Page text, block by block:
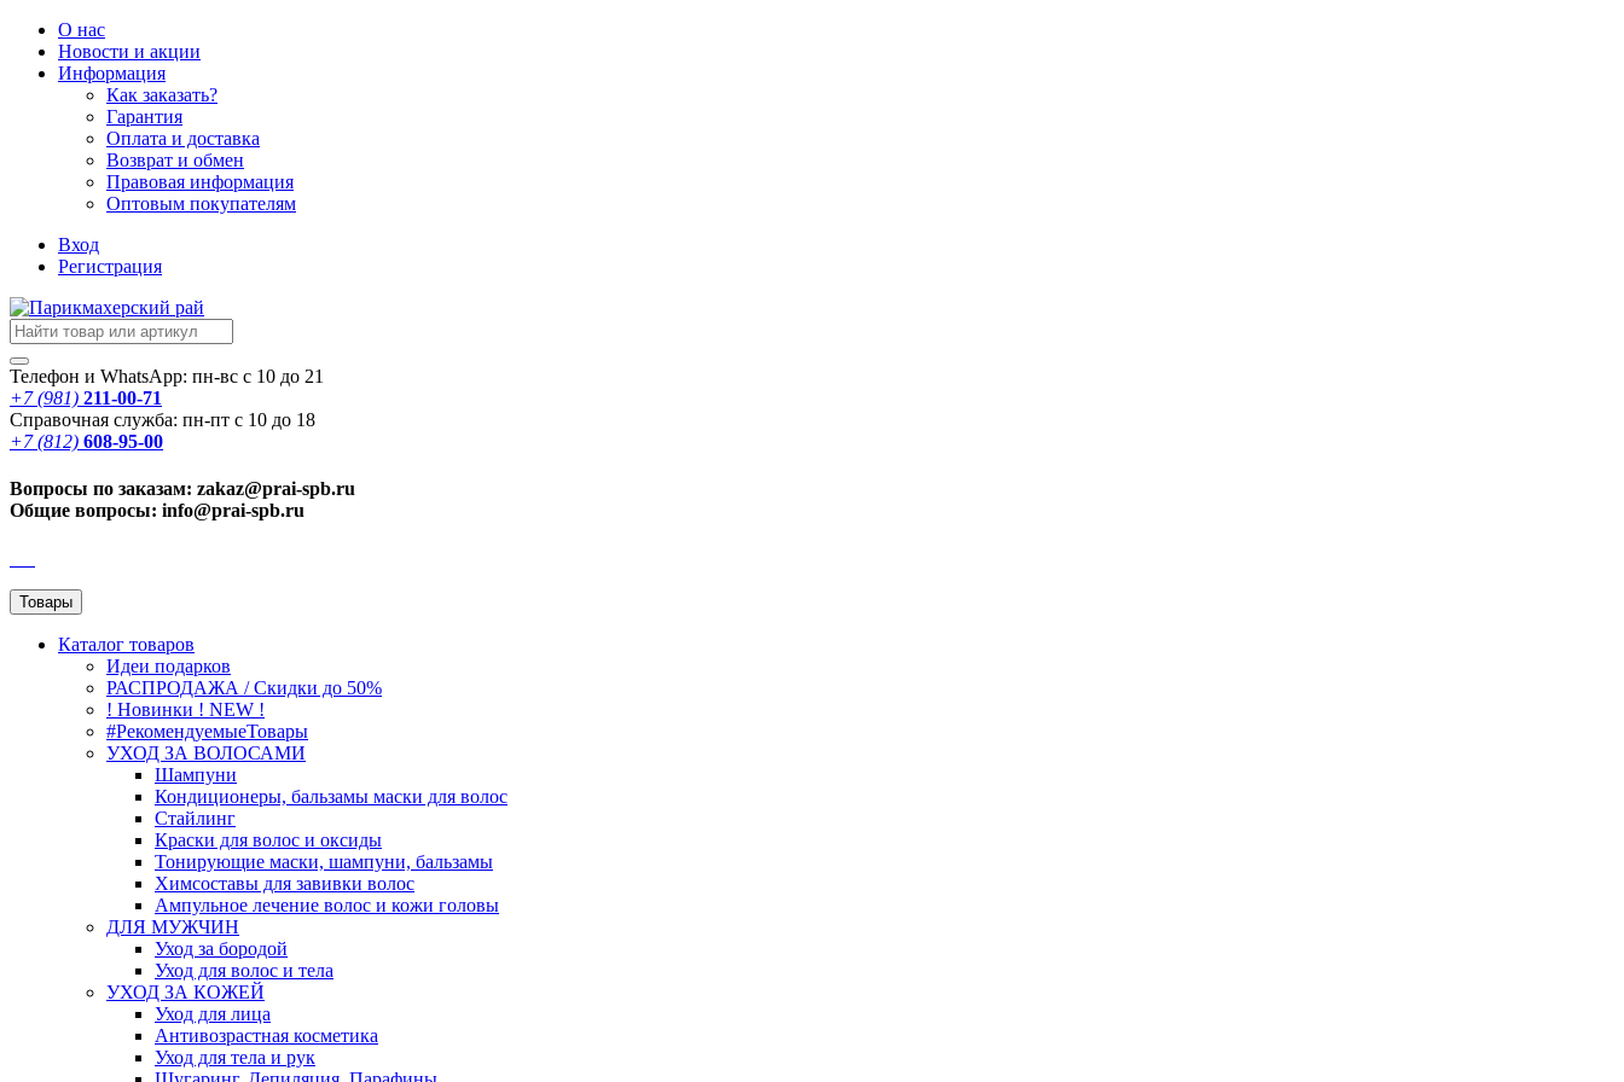
О нас
Новости и акции
Информация
Как заказать?
Гарантия
Оплата и доставка
Возврат и обмен
Правовая информация
Оптовым покупателям
Вход
Регистрация
Телефон и WhatsApp: пн-вс с 10 до 21
+7 (981) 211-00-71
Справочная служба: пн-пт с 10 до 18
+7 (812) 608-95-00
Вопросы по заказам: zakaz@prai-spb.ru
Общие вопросы: info@prai-spb.ru
Товары
Каталог товаров
Идеи подарков
РАСПРОДАЖА / Скидки до 50%
! Новинки ! NEW !
#РекомендуемыеТовары
УХОД ЗА ВОЛОСАМИ
Шампуни
Кондиционеры, бальзамы маски для волос
Стайлинг
Краски для волос и оксиды
Тонирующие маски, шампуни, бальзамы
Химсоставы для завивки волос
Ампульное лечение волос и кожи головы
ДЛЯ МУЖЧИН
Уход за бородой
Уход для волос и тела
УХОД ЗА КОЖЕЙ
Уход для лица
Антивозрастная косметика
Уход для тела и рук